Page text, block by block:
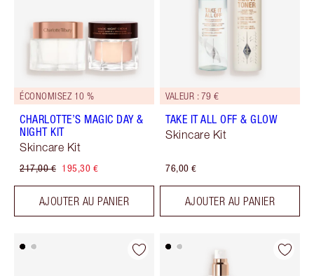
ÉCONOMISEZ 10 %
CHARLOTTE’S MAGIC DAY &
NIGHT KIT
Skincare Kit
217,00 € 195,30 €
AJOUTER AU PANIER
VALEUR : 79 €
TAKE IT ALL OFF & GLOW
Skincare Kit
76,00 €
AJOUTER AU PANIER